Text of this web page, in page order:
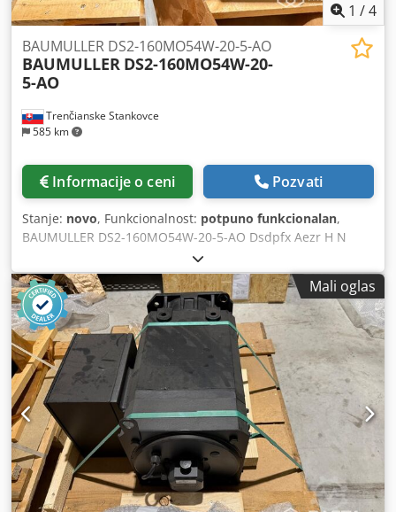
1 /4
Trenčianske Stankovce
585 km
BAUMULLER DS2-160MO54W-20-5-AO
BAUMULLER DS2-160MO54W-20-
5-AO
Informacije o ceni Pozvati
Stanje: novo, Funkcionalnost: potpuno funkcionalan,
BAUMULLER DS2-160MO54W-20-5-AO Dsdpfx Aezr H N
Mali oglas